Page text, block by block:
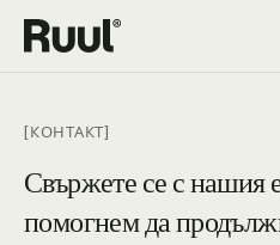
Начална страница на Ruul
Цени
Ресурси
[КОНТАКТ]
Свържете се с нашия
помогнем да